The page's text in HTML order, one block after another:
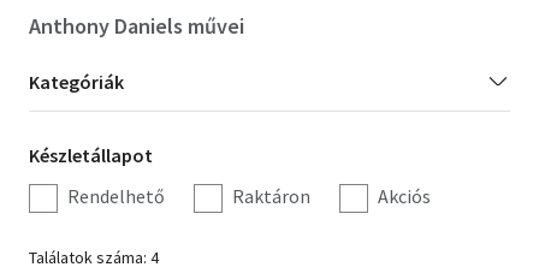
Hobbi, szabadidő
Irodalom
Művészet
Anthony Daniels művei
Kategória
szűrés
Kategóriák
Készletállapot
szűrés
Készletállapot
Rendelhető
Raktáron Akciós
Találatok száma: 4